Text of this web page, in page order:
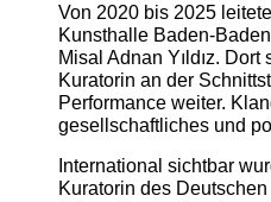
Von 2020 bis 2025
Kunsthalle Baden-
Misal Adnan Yıldız.
Kuratorin an der
Performance weiter.
gesellschaftliches und
International sichtbar
Kuratorin des